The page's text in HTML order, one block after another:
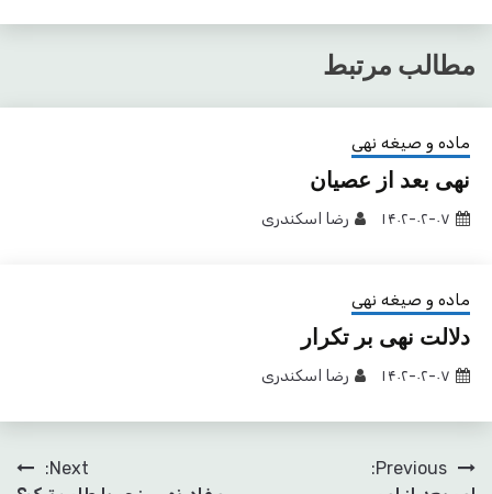
مطالب مرتبط
ماده و صیغه نهی
نهی بعد از عصیان
۱۴۰۲-۰۲-۰۷ رضا اسکندری
ماده و صیغه نهی
دلالت نهی بر تکرار
۱۴۰۲-۰۲-۰۷ رضا اسکندری
راهبری
Previous:
Next: